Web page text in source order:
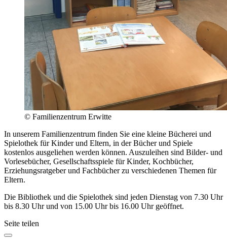
© Familienzentrum Erwitte
In unserem Familienzentrum finden Sie eine kleine Bücherei und
Spielothek für Kinder und Eltern, in der Bücher und Spiele
kostenlos ausgeliehen werden können. Auszuleihen sind Bilder- und
Vorlesebücher, Gesellschaftsspiele für Kinder, Kochbücher,
Erziehungsratgeber und Fachbücher zu verschiedenen Themen für
Eltern.
Die Bibliothek und die Spielothek sind jeden Dienstag von 7.30 Uhr
bis 8.30 Uhr und von 15.00 Uhr bis 16.00 Uhr geöffnet.
Seite teilen